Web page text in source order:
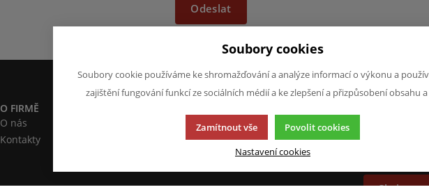
Odeslat
O FIRMĚ
O nás
Kontakty
CS
Chcete nám
produktech
Chci
Soubory cookies
Soubory cookie používáme ke shromažďování a analýze informací o výkonu a
zajištění fungování funkcí ze sociálních médií a ke zlepšení a přizpůsobení obsahu
Zamítnout vše Povolit cookies
Nastavení cookies